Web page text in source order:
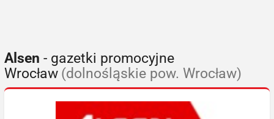
Alsen - gazetki promocyjne
Wrocław (dolnośląskie pow. Wrocław)